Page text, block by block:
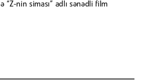
“Z-nin siması” adlı sənədli film